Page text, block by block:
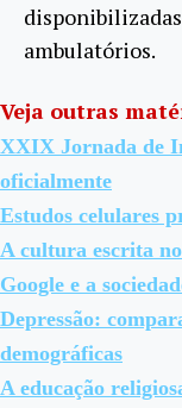
ambulatórios.
Veja outras
XXIX Jornada de
oficialmente
Estudos celulares
A cultura escrita
Google e a
Depressão:
demográficas
A educação